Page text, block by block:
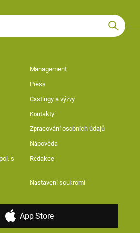
Management
Press
Castingy a výzvy
Kontakty
Zpracování osobních údajů
Nápověda
s
Redakce
Nastavení soukromí
App Store